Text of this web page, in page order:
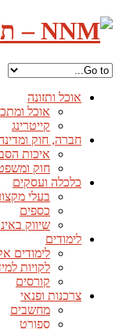
אוכל ותזונה
אוכל
קייטרינג
חברה, חוק
איכות
חוק
כלכלה ועסקים
בעלי
כספים
שיווק
לימודים
לימודים
לקויות
קורסים
צרכנות ופנאי
מחשבים
ספורט